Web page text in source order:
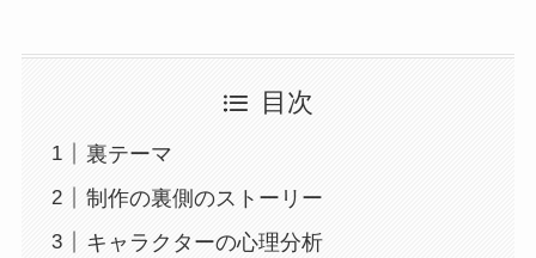
目次
裏テーマ
制作の裏側のストーリー
キャラクターの心理分析